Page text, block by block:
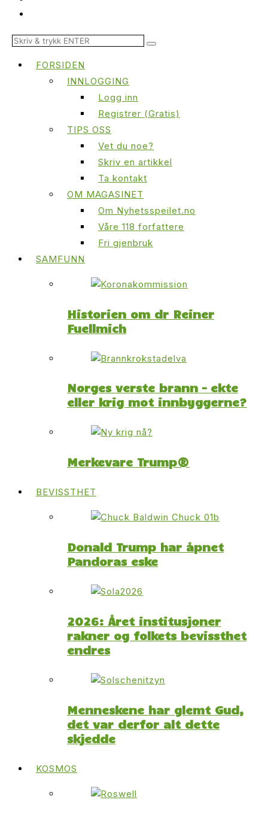
FORSIDEN
INNLOGGING
Logg inn
Registrer (Gratis)
TIPS OSS
Vet du noe?
Skriv en artikkel
Ta kontakt
OM MAGASINET
Om Nyhetsspeilet.no
Våre 118 forfattere
Fri gjenbruk
SAMFUNN
Historien om dr Reiner
Fuellmich
Norges verste brann – ekte
eller krig mot innbyggerne?
Merkevare Trump®
BEVISSTHET
Donald Trump har åpnet
Pandoras eske
2026: Året institusjoner
rakner og folkets bevissthet
endres
Menneskene har glemt Gud,
det var derfor alt dette
skjedde
KOSMOS